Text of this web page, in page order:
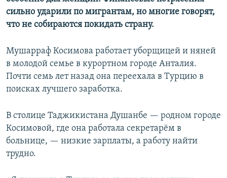
сильно ударили по мигрантам, но многие говорят,
что не собираются покидать страну.
Мушарраф Косимова работает уборщицей и няней
в молодой семье в курортном городе Анталия.
Почти семь лет назад она переехала в Турцию в
поисках лучшего заработка.
В столице Таджикистана Душанбе — родном городе
Косимовой, где она работала секретарём в
больнице, — низкие зарплаты, а работу найти
трудно.